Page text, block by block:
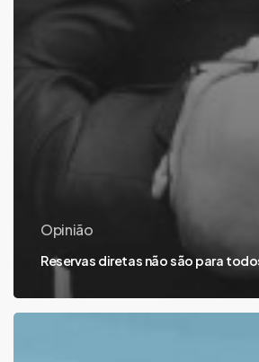
Opinião
Reservas diretas não são para